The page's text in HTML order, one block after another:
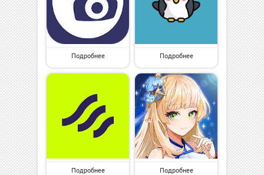
Подробнее Подробнее
Подробнее Подробнее